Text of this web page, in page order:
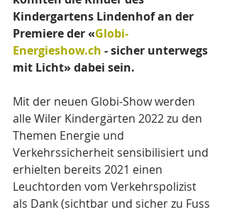
Kindergartens Lindenhof an der
Premiere der «Globi-
Energieshow.ch - sicher unterwegs
mit Licht» dabei sein.
Mit der neuen Globi-Show werden
alle Wiler Kindergärten 2022 zu den
Themen Energie und
Verkehrssicherheit sensibilisiert und
erhielten bereits 2021 einen
Leuchtorden vom Verkehrspolizist
als Dank (sichtbar und sicher zu Fuss